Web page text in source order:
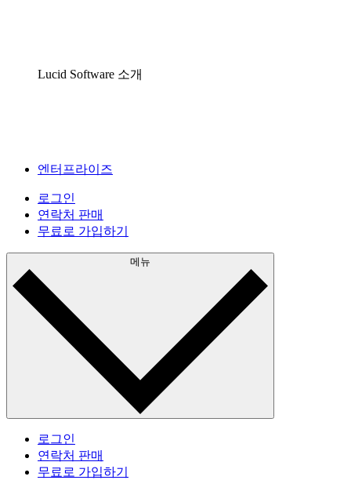
Lucid Software 소개
엔터프라이즈
로그인
연락처 판매
무료로 가입하기
메뉴
로그인
연락처 판매
무료로 가입하기